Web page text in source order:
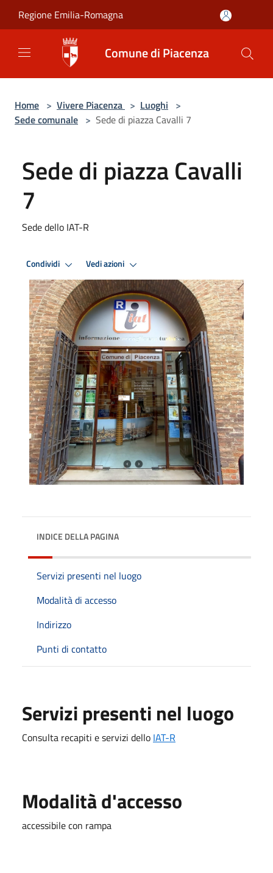
Regione Emilia-Romagna
Comune di Piacenza
Home > Vivere Piacenza > Luoghi >
Sede comunale > Sede di piazza Cavalli 7
Sede di piazza Cavalli
7
Sede dello IAT-R
Condividi Vedi azioni
INDICE DELLA PAGINA
Servizi presenti nel luogo
Modalità di accesso
Indirizzo
Punti di contatto
Servizi presenti nel luogo
Consulta recapiti e servizi dello IAT-R
Modalità d'accesso
accessibile con rampa